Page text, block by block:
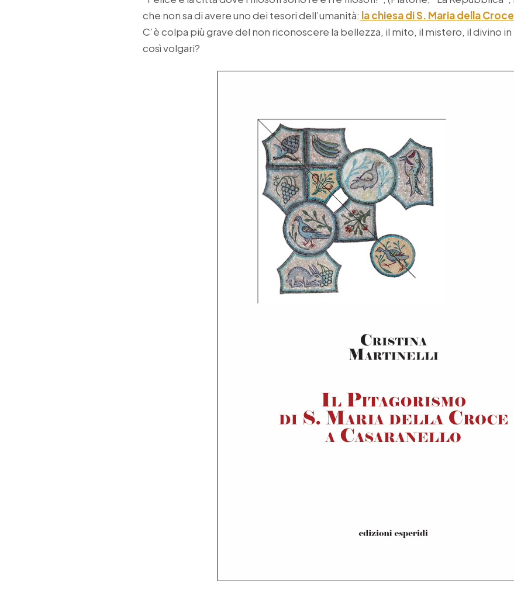
che non sa di avere uno dei tesori dell’umanità: la chiesa di S. Maria della Croce
C’è colpa più grave del non riconoscere la bellezza, il mito, il mistero, il divino
così volgari?